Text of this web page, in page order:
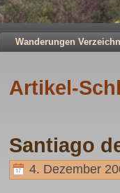
Wanderungen
Artikel-
Santiago
4. Dezember